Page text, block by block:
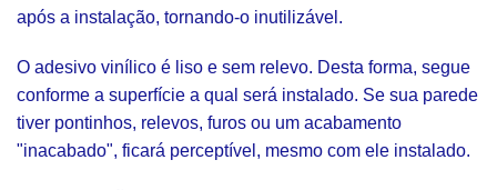
após a instalação, tornando-o inutilizável.
O adesivo vinílico é liso e sem relevo. Desta forma, segue
conforme a superfície a qual será instalado. Se sua parede
tiver pontinhos, relevos, furos ou um acabamento
"inacabado", ficará perceptível, mesmo com ele instalado.